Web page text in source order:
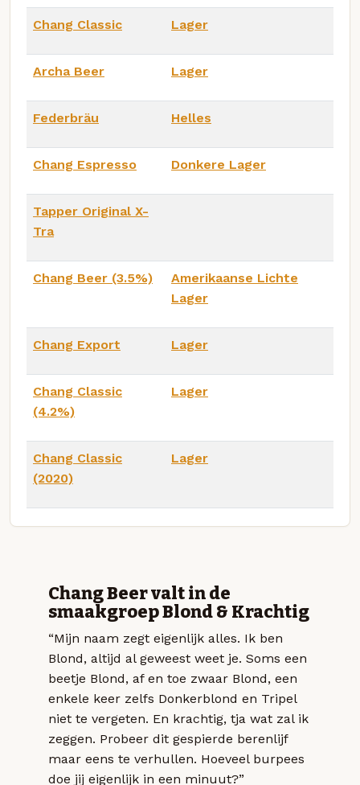
Chang Classic Lager
Archa Beer Lager
Federbräu Helles
Chang Espresso Donkere Lager
Tapper Original X-
Tra
Chang Beer (3.5%)
Amerikaanse Lichte
Lager
Chang Export Lager
Chang Classic
(4.2%)
Lager
Chang Classic
(2020)
Lager
Chang Beer valt in de
smaakgroep Blond & Krachtig
“Mijn naam zegt eigenlijk alles. Ik ben
Blond, altijd al geweest weet je. Soms een
beetje Blond, af en toe zwaar Blond, een
enkele keer zelfs Donkerblond en Tripel
niet te vergeten. En krachtig, tja wat zal ik
zeggen. Probeer dit gespierde berenlijf
maar eens te verhullen. Hoeveel burpees
doe jij eigenlijk in een minuut?”